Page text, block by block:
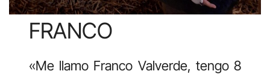
FRANCO
«Me llamo Franco Valverde, tengo 8